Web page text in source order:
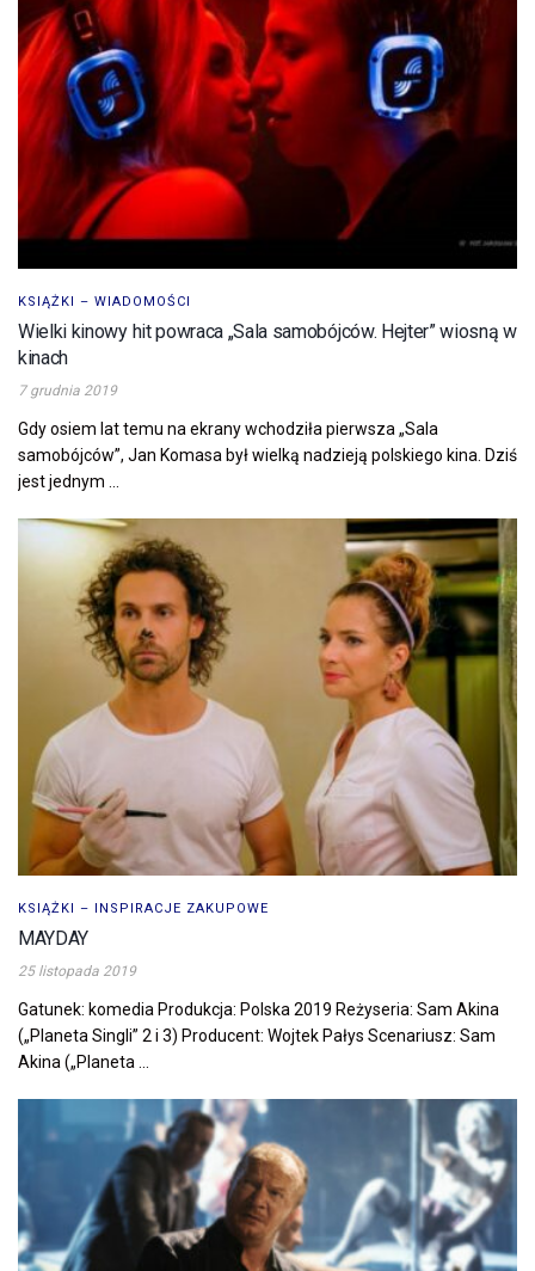
KSIĄŻKI – WIADOMOŚCI
Wielki kinowy hit powraca „Sala samobójców. Hejter” wiosną w
kinach
7 grudnia 2019
Gdy osiem lat temu na ekrany wchodziła pierwsza „Sala
samobójców”, Jan Komasa był wielką nadzieją polskiego kina. Dziś
jest jednym ...
KSIĄŻKI – INSPIRACJE ZAKUPOWE
MAYDAY
25 listopada 2019
Gatunek: komedia Produkcja: Polska 2019 Reżyseria: Sam Akina
(„Planeta Singli” 2 i 3) Producent: Wojtek Pałys Scenariusz: Sam
Akina („Planeta ...